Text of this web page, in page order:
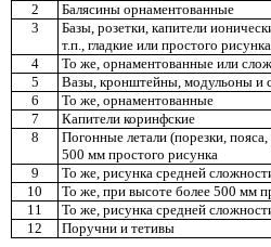
2
Балясины орнаментованные
3
Базы, розетки, капители
т.п., гладкие или простого рисунка
4
То же, орнаментованные или
5
Вазы, кронштейны, модульоны и
6
То же, орнаментованные
7
Капители коринфские
8
Погонные летали (порезки,
500 мм простого рисунка
9
То же, рисунка средней
10
То же, при высоте более 500 мм
11
То же, рисунка средней
12
Поручни и тетивы